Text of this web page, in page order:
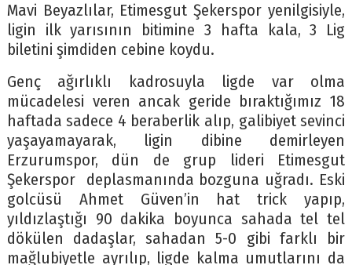
Mavi Beyazlılar, Etimesgut Şekerspor yenilgisiyle,
ligin ilk yarısının bitimine 3 hafta kala, 3 Lig
biletini şimdiden cebine koydu.
Genç ağırlıklı kadrosuyla ligde var olma
mücadelesi veren ancak geride bıraktığımız 18
haftada sadece 4 beraberlik alıp, galibiyet sevinci
yaşayamayarak, ligin dibine demirleyen
Erzurumspor, dün de grup lideri Etimesgut
Şekerspor deplasmanında bozguna uğradı. Eski
golcüsü Ahmet Güven’in hat trick yapıp,
yıldızlaştığı 90 dakika boyunca sahada tel tel
dökülen dadaşlar, sahadan 5-0 gibi farklı bir
mağlubiyetle ayrılıp, ligde kalma umutlarını da